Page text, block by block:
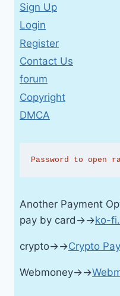
Sign Up
Login
Register
Contact Us
forum
Copyright
DMCA
Password to open
Another Payment
pay by card→→ko-
crypto→→Crypto
Webmoney→→